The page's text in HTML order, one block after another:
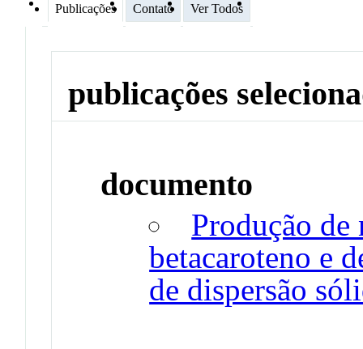
Publicações Contato Ver Todos
publicações
documento
Produção de
betacaroteno e
de dispersão